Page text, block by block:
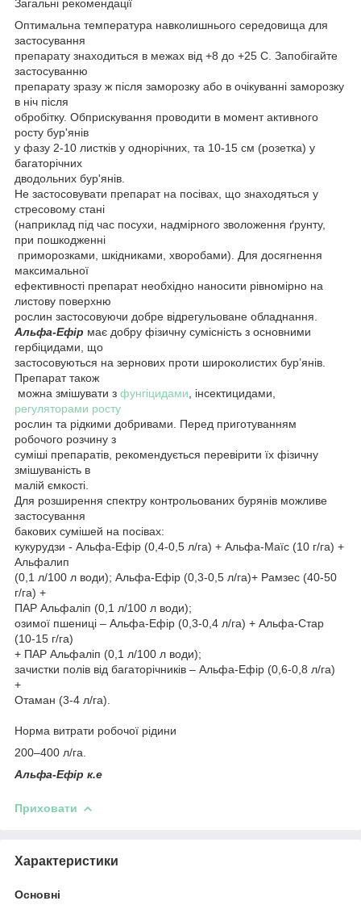
Загальні рекомендації
Оптимальна температура навколишнього середовища для
застосування
препарату знаходиться в межах від +8 до +25 С. Запобігайте
застосуванню
препарату зразу ж після заморозку або в очікуванні заморозку
в ніч після
обробітку. Обприскування проводити в момент активного
росту бур'янів
у фазу 2-10 листків у однорічних, та 10-15 см (розетка) у
багаторічних
дводольних бур'янів.
Не застосовувати препарат на посівах, що знаходяться у
стресовому стані
(наприклад під час посухи, надмірного зволоження ґрунту,
при пошкодженні
приморозками, шкідниками, хворобами). Для досягнення
максимальної
ефективності препарат необхідно наносити рівномірно на
листову поверхню
рослин застосовуючи добре відрегульоване обладнання.
Альфа-Ефір має добру фізичну сумісність з основними
гербіцидами, що
застосовуються на зернових проти широколистих бур’янів.
Препарат також
можна змішувати з фунгіцидами , інсектицидами,
регуляторами росту
рослин та рідкими добривами. Перед приготуванням
робочого розчину з
суміші препаратів, рекомендується перевірити їх фізичну
змішуваність в
малій ємкості.
Для розширення спектру контрольованих бурянів можливе
застосування
бакових сумішей на посівах:
кукурудзи - Альфа-Ефір (0,4-0,5 л/га) + Альфа-Маїс (10 г/га) +
Альфалип
(0,1 л/100 л води); Альфа-Ефір (0,3-0,5 л/га)+ Рамзес (40-50
г/га) +
ПАР Альфаліп (0,1 л/100 л води);
озимої пшениці – Альфа-Ефір (0,3-0,4 л/га) + Альфа-Стар
(10-15 г/га)
+ ПАР Альфаліп (0,1 л/100 л води);
зачистки полів від багаторічників – Альфа-Ефір (0,6-0,8 л/га)
+
Отаман (3-4 л/га).
Норма витрати робочої рідини
200–400 л/га.
Альфа-Ефір к.е
Приховати
Характеристики
Основні